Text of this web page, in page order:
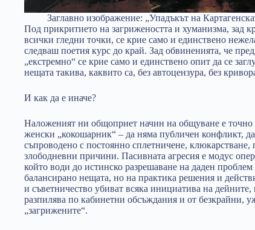
Заглавно изображение: „Упадъкът на
Под прикритието на загрижеността и хуманизма, зад
всички гледни точки, се крие само и единствено
следваш поетия курс до край. Зад обвиненията, че
„екстремно“ се крие само и единствено опит да се
нещата такива, каквито са, без автоцензура, без
И как да е иначе?
Наложеният ни общоприет начин на общуване е точно
женски „кокошарник“ – да няма публичен конфликт,
съпроводено с постоянно сплетничене, клюкарстване,
злободневни причини. Пасивната агресия е модус
който води до истинско разрешаване на даден
балансирано нещата, но на практика решения и
и съветничество убиват всяка инициатива на
разпилява по кабинетни обсъждания и от безкрайни,
„загрижените“.